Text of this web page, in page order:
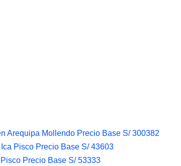
Arequipa Mollendo Precio Base S/ 300382
Pisco Precio Base S/ 43603
Precio Base S/ 53333